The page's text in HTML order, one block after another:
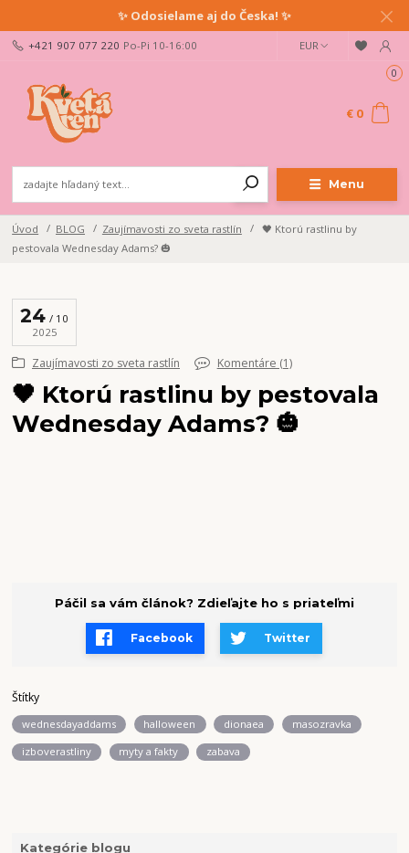
✨ Odosielame aj do Česka! ✨
Menu
EUR
+421 907 077 220 Po-Pi 10-16:00
0
€ 0
Úvod BLOG Zaujímavosti zo sveta rastlín
🖤 Ktorú rastlinu by
pestovala Wednesday Adams? 🎃
Kategórie blogu
24
10
2025
Zaujímavosti zo sveta rastlín Komentáre (1)
🖤 Ktorú rastlinu by pestovala
Wednesday Adams? 🎃
Páčil sa vám článok? Zdieľajte ho s priateľmi
Facebook Twitter
Štítky
wednesdayaddams halloween dionaea masozravka
izboverastliny myty a fakty zabava